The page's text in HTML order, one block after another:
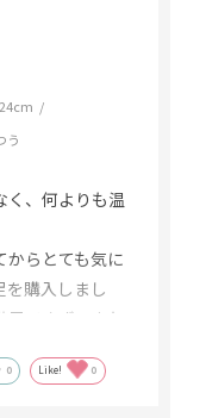
う
く、何よりも温
からとても気に
を購入しまし
できず、また
0 Like! 0